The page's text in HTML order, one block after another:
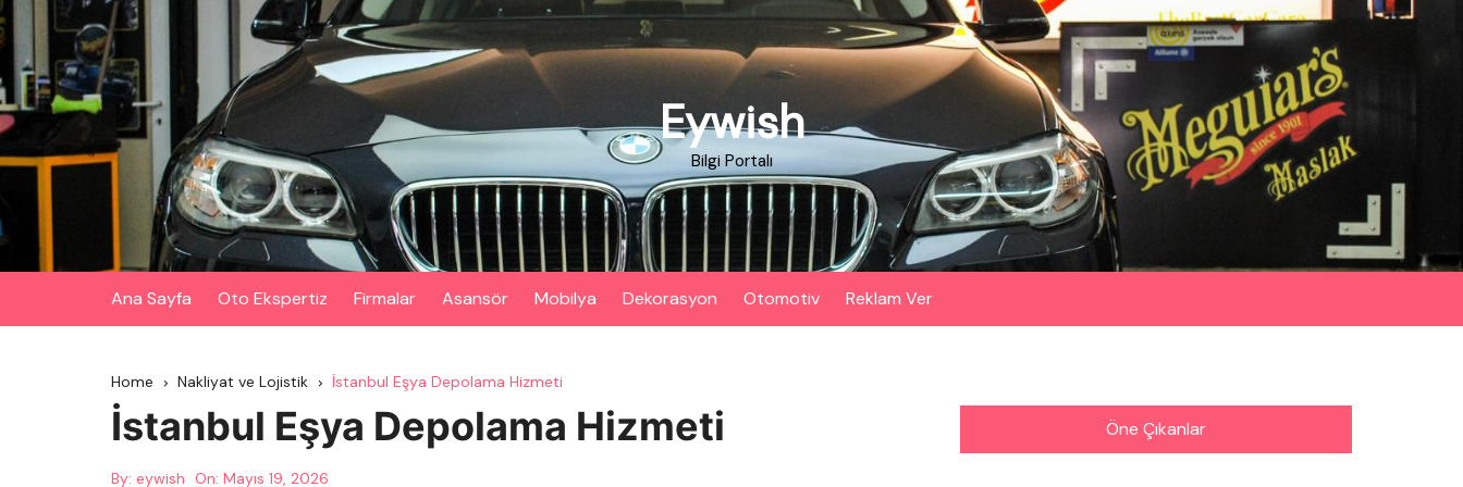
Skip
to
content
Eywish
Bilgi Portalı
Ana Sayfa Oto Ekspertiz Firmalar Asansör Mobilya Dekorasyon Otomotiv Reklam Ver
Home Nakliyat ve Lojistik İstanbul Eşya Depolama Hizmeti
İstanbul Eşya Depolama Hizmeti
By: eywish On: Mayıs 19, 2026
Öne Çıkanlar